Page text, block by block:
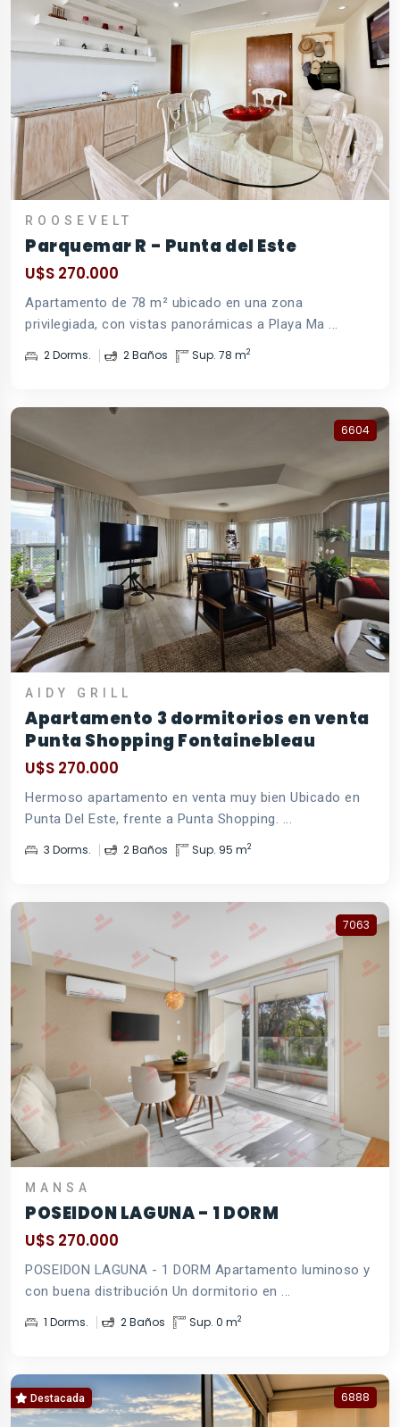
ROOSEVELT
Parquemar R - Punta del Este
U$S 270.000
Apartamento de 78 m² ubicado en una zona
privilegiada, con vistas panorámicas a Playa Ma ...
2 Dorms. 2 Baños Sup. 78 m2
6604
AIDY GRILL
Apartamento 3 dormitorios en venta
Punta Shopping Fontainebleau
U$S 270.000
Hermoso apartamento en venta muy bien Ubicado en
Punta Del Este, frente a Punta Shopping. ...
3 Dorms. 2 Baños Sup. 95 m2
7063
MANSA
POSEIDON LAGUNA - 1 DORM
U$S 270.000
POSEIDON LAGUNA - 1 DORM Apartamento luminoso y
con buena distribución Un dormitorio en ...
1 Dorms. 2 Baños Sup. 0 m2
Destacada 6888